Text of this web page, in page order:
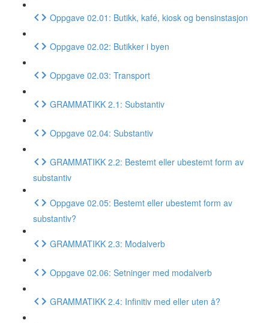
Oppgave 02.01: Butikk, kafé, kiosk og bensinstasjon
Oppgave 02.02: Butikker i byen
Oppgave 02.03: Transport
GRAMMATIKK 2.1: Substantiv
Oppgave 02.04: Substantiv
GRAMMATIKK 2.2: Bestemt eller ubestemt form av
substantiv
Oppgave 02.05: Bestemt eller ubestemt form av
substantiv?
GRAMMATIKK 2.3: Modalverb
Oppgave 02.06: Setninger med modalverb
GRAMMATIKK 2.4: Infinitiv med eller uten å?